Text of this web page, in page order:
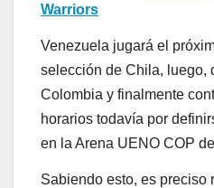
Warriors
Venezuela jugará el
selección de Chila, luego,
Colombia y finalmente
horarios todavía por
en la Arena UENO COP
Sabiendo esto, es preciso